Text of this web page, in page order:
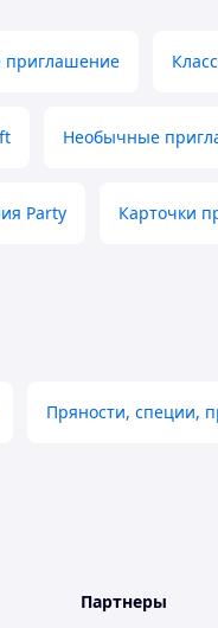
приглашение
Необычные
Party Карточки
Пряности, специи,
Партнеры